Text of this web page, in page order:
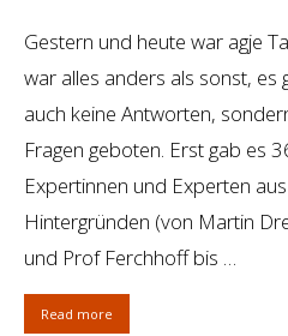
Gestern und heute war agje
war alles anders als sonst, es
auch keine Antworten,
Fragen geboten. Erst gab es
Expertinnen und Experten
Hintergründen (von Martin
und Prof Ferchhoff bis …
Read more